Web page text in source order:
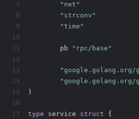
7
8
9
10
11
12
13
14
15
16
17
"net"
"strconv"
"time"
	pb
"rpc/base"
"google.golang.org/
)
type service struct {